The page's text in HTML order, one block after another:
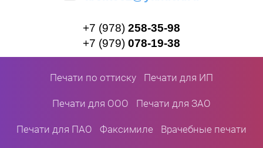
+7 (978) 258-35-98
+7 (979) 078-19-38
Печати по оттиску Печати для ИП
Печати для ООО Печати для ЗАО
Печати для ПАО Факсимиле Врачебные печати